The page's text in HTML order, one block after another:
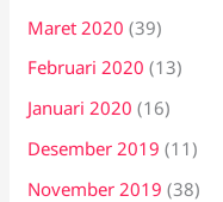
Maret 2020 (39)
Februari 2020 (13)
Januari 2020 (16)
Desember 2019 (11)
November 2019 (38)